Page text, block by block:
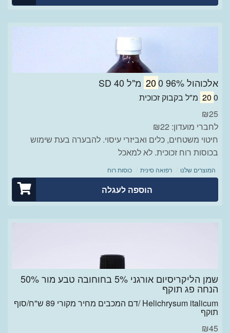
אלכוהול 96% 200 מ"ל SD 40
20 0 מ"ל בקבוק זכוכית
₪25
לחברי מועדון: ₪22
חיטוי משטחים, כלים ואביזרי עיסוי. להבערה בעת שימוש
בכוסות רוח זכוכית. לא למאכל
המוצרים שלנו רפואה סינית כוסות רוח
הוספה לעגלה
שמן הליקריסיום אורגני 5% בחוחובה טבע מור 50%
הנחה פג תוקף
Helichrysum italicum /דם המכבים מחיר מקורי 89 ש"ח/סוף
תוקף
₪45